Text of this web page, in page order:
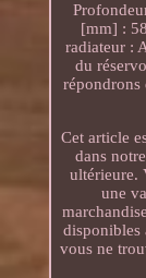
[mm] :
radiateur :
du
répondrons
Cet article
dans
ultérieure.
une
disponibles
vous ne